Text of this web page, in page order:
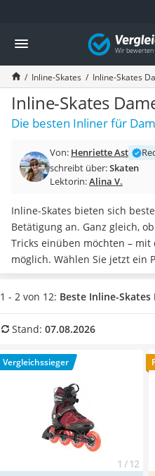
Die beliebtesten Vergleiche nach
Freizeit & Sport
Gartentrampolin
Trampolin
Metalldetektor
Eufab-Fahrradträger
Trampolin 366 cm
Aluminium-Koffer
Futterboot
E-Bike-Dreirad
Trekkingschuhe Herren
Reisetasche mit Rollen
Klimmzugstation
Koffer
Nachtsichtgerät
Handgepäck-Koffer
Wanderschuhe Herren
Sicherheitsweste Reiten
Vergleich
Inline-Skates Inline-Skates
Inline-Skates
Die besten Inliner für
Von: Henriette Ast
schreibt über:Skaten
Lektorin:Alina V.
Inline-Skates bieten sich
Betätigung an. Ganz gleich,
Tricks einüben möchten – mit
möglich. Wählen Sie jetzt ein
aus unserem Vergleich aus,
verfügen. So sind Sie im
nicht,Protektoren zu tragen.
seinen Eigenschaften.
1 - 2 von 12: Beste Inline-Skates
Stand: 07.08.2026
Vergleichssieger
1 / 12